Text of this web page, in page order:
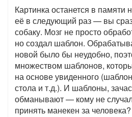
Картинка останется в памяти
её в следующий раз — вы
собаку. Мозг не просто
но создал шаблон.
новой было бы неудобно,
множеством шаблонов,
на основе увиденного
стола и т.д.). И шаблоны,
обманывают — кому не
принять манекен за человека?